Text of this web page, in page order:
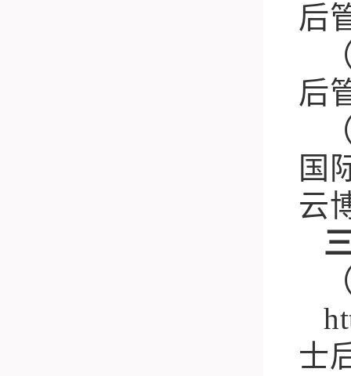
后
后
国
云
士